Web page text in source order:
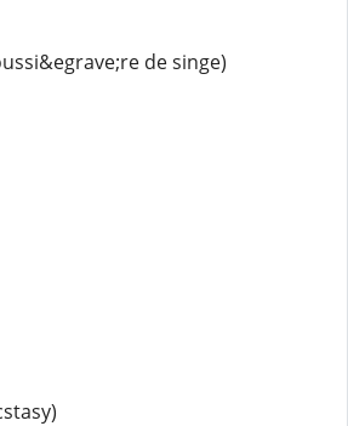
de singe)